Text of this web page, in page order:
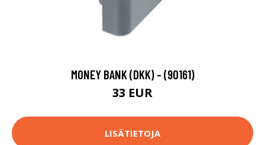
MONEY BANK (DKK) - (90161)
33 EUR
LISÄTIETOJA